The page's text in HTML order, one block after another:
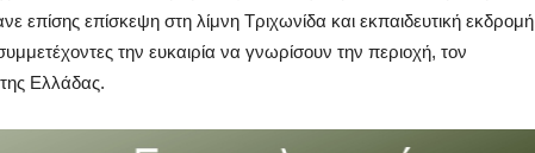
επίσκεψη στη λίμνη Τριχωνίδα και εκπαιδευτική εκδρομή
την ευκαιρία να γνωρίσουν την περιοχή, τον
Ελλάδας.